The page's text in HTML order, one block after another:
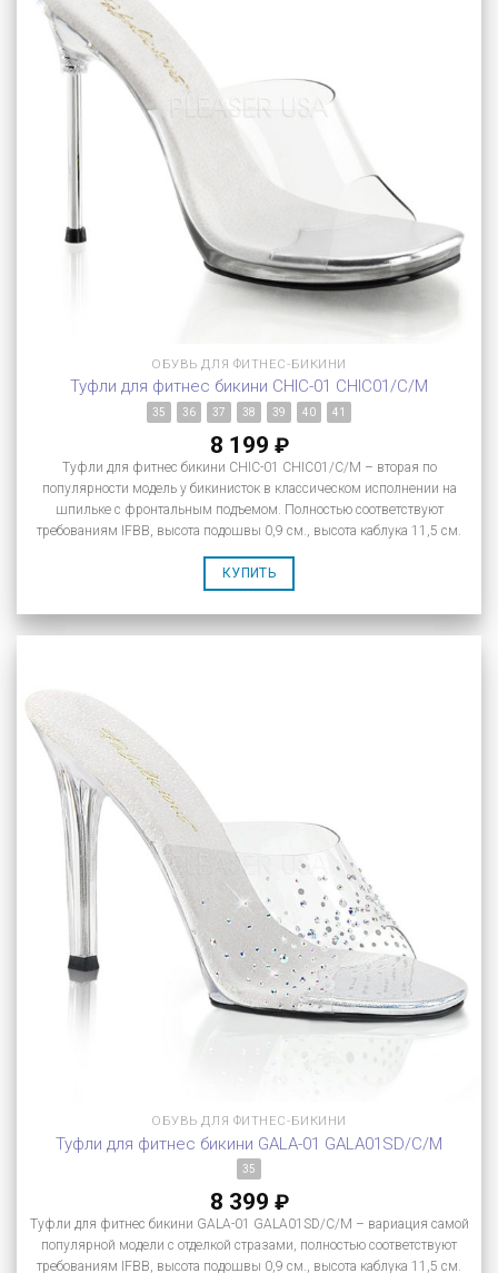
ОБУВЬ ДЛЯ ФИТНЕС-БИКИНИ
Туфли для фитнес бикини CHIC-01 CHIC01/C/M
35 36 37 38 39 40 41
8 199 ₽
Туфли для фитнес бикини CHIC-01 CHIC01/C/M – вторая по
популярности модель у бикинисток в классическом исполнении на
шпильке с фронтальным подъемом. Полностью соответствуют
требованиям IFBB, высота подошвы 0,9 см., высота каблука 11,5 см.
КУПИТЬ
ОБУВЬ ДЛЯ ФИТНЕС-БИКИНИ
Туфли для фитнес бикини GALA-01 GALA01SD/C/M
35
8 399 ₽
Туфли для фитнес бикини GALA-01 GALA01SD/C/M – вариация самой
популярной модели с отделкой стразами, полностью соответствуют
требованиям IFBB, высота подошвы 0,9 см., высота каблука 11,5 см.